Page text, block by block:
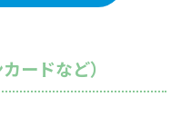
ードなど）